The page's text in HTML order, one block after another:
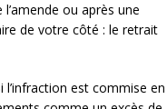
ou après une
de votre côté : le retrait
est commise en